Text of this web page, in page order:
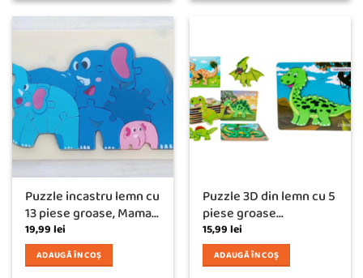
Puzzle incastru lemn cu
13 piese groase, Mama...
19,99lei
ADAUGĂ ÎN COȘ
Puzzle 3D din lemn cu 5
piese groase...
15,99lei
ADAUGĂ ÎN COȘ